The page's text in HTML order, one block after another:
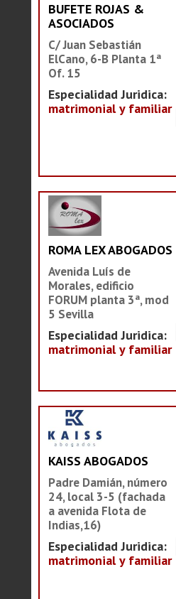
BUFETE ROJAS &
ASOCIADOS
C/ Juan Sebastián
ElCano, 6-B Planta 1ª
Of. 15
Especialidad Juridica:
matrimonial y familiar
ROMA LEX ABOGADOS
Avenida Luís de
Morales, edificio
FORUM planta 3ª, mod
5 Sevilla
Especialidad Juridica:
matrimonial y familiar
KAISS ABOGADOS
Padre Damián, número
24, local 3-5 (fachada
a avenida Flota de
Indias,16)
Especialidad Juridica:
matrimonial y familiar